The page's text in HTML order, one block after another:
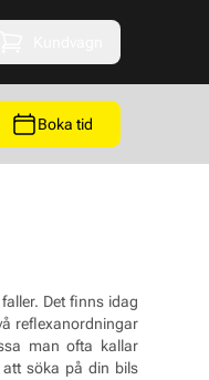
Boka tid
Det finns idag
reflexanordningar
man ofta kallar
att söka på din bils